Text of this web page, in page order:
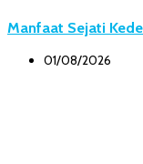
Manfaat Sejati
01/08/2026